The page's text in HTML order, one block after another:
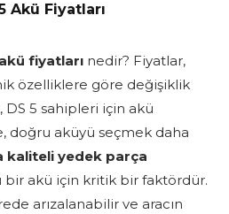
Akü Fiyatları
fiyatları nedir? Fiyatlar,
özelliklere göre değişiklik
5 sahipleri için akü
doğru aküyü seçmek daha
kaliteli yedek parça
bir akü için kritik bir faktördür.
arızalanabilir ve aracın